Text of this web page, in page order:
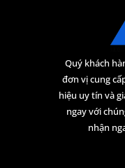
Quý khách
đơn vị cung
hiệu uy tín và
ngay với
nhận